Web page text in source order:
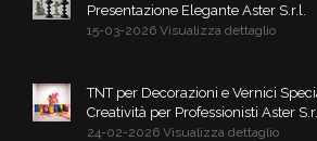
Presentazione Elegante Aster S.r.l.
15-03-2026 Visualizza dettaglio
TNT per Decorazioni e Vernici
Creatività per Professionisti Aster S.r.l.
24-02-2026 Visualizza dettaglio